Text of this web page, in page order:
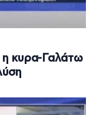
η κυρα-Γαλάτω